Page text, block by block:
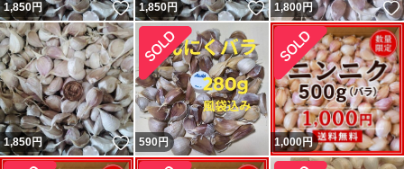
1,850円 いいね！
1,850円 いいね！
1,800円
1,850円 いいね！
590円 1,000円